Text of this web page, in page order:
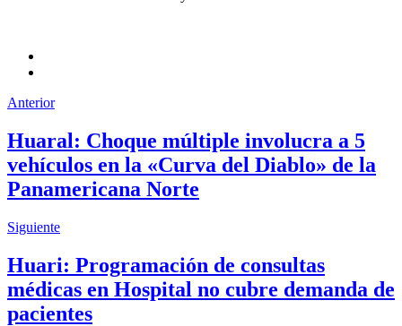
Anterior
Huaral: Choque múltiple involucra a 5
vehículos en la «Curva del Diablo» de la
Panamericana Norte
Siguiente
Huari: Programación de consultas
médicas en Hospital no cubre demanda de
pacientes